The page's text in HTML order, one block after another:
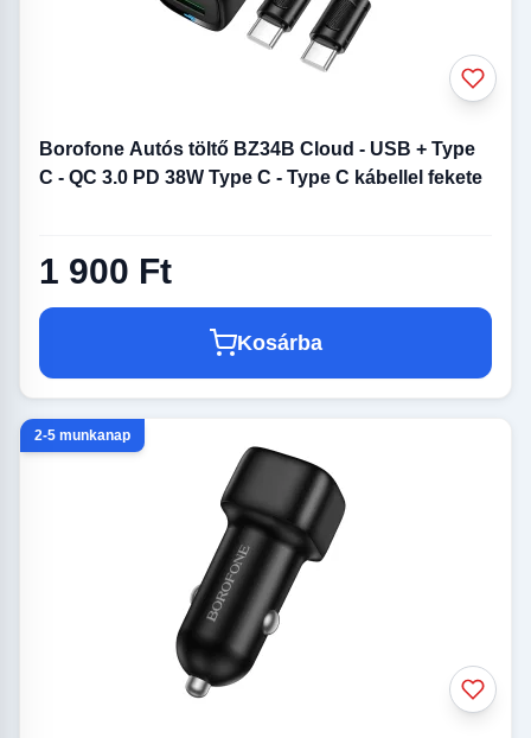
Borofone Autós töltő BZ34B Cloud - USB + Type
C - QC 3.0 PD 38W Type C - Type C kábellel fekete
1 900 Ft
Kosárba
2-5 munkanap